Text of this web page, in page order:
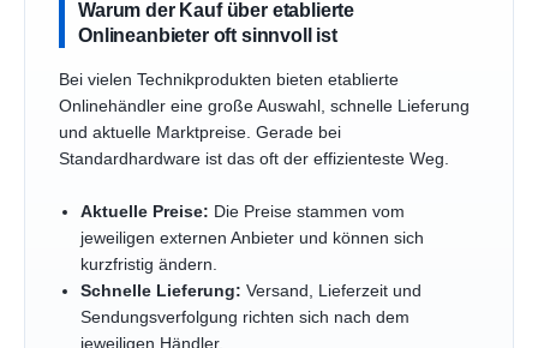
Warum der Kauf über etablierte
Onlineanbieter oft sinnvoll ist
Bei vielen Technikprodukten bieten etablierte
Onlinehändler eine große Auswahl, schnelle Lieferung
und aktuelle Marktpreise. Gerade bei
Standardhardware ist das oft der effizienteste Weg.
Aktuelle Preise: Die Preise stammen vom
jeweiligen externen Anbieter und können sich
kurzfristig ändern.
Schnelle Lieferung: Versand, Lieferzeit und
Sendungsverfolgung richten sich nach dem
jeweiligen Händler.